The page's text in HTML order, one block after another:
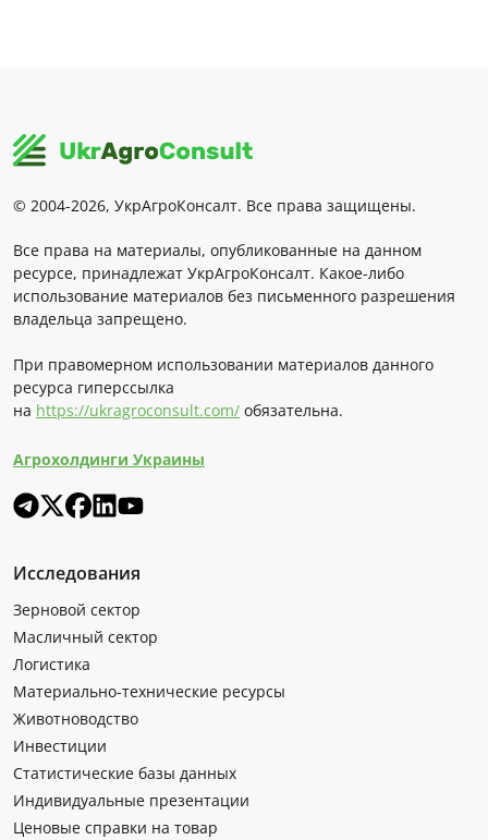
© 2004-2026, УкрАгроКонсалт. Все права защищены.
Все права на материалы, опубликованные на данном
ресурсе, принадлежат УкрАгроКонсалт. Какое-либо
использование материалов без письменного разрешения
владельца запрещено.
При правомерном использовании материалов данного
ресурса гиперссылка
на https://ukragroconsult.com/ обязательна.
Агрохолдинги Украины
Исследования
Зерновой сектор
Масличный сектор
Логистика
Материально-технические ресурсы
Животноводство
Инвестиции
Статистические базы данных
Индивидуальные презентации
Ценовые справки на товар